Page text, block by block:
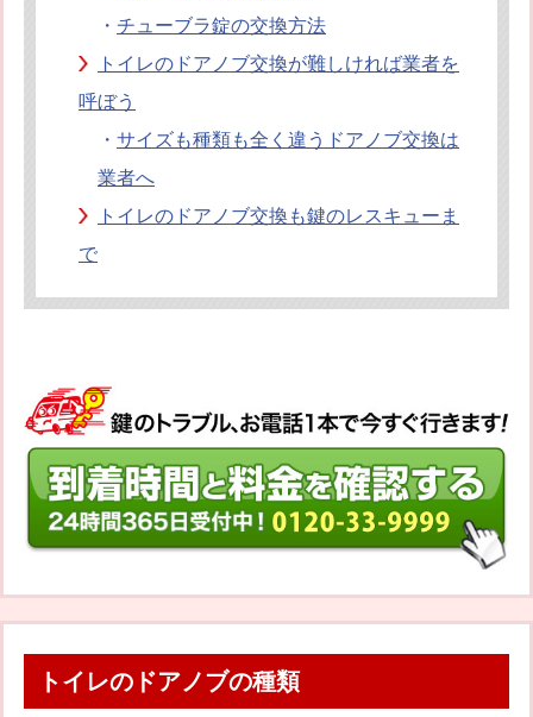
・ チューブラ錠の交換方法
トイレのドアノブ交換が難しければ業者を
呼ぼう
・ サイズも種類も全く違うドアノブ交換は
業者へ
トイレのドアノブ交換も鍵のレスキューま
で
トイレのドアノブの種類